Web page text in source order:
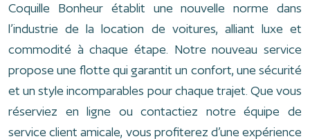
Coquille Bonheur établit une nouvelle norme dans
l’industrie de la location de voitures, alliant luxe et
commodité à chaque étape. Notre nouveau service
propose une flotte qui garantit un confort, une sécurité
et un style incomparables pour chaque trajet. Que vous
réserviez en ligne ou contactiez notre équipe de
service client amicale, vous profiterez d’une expérience